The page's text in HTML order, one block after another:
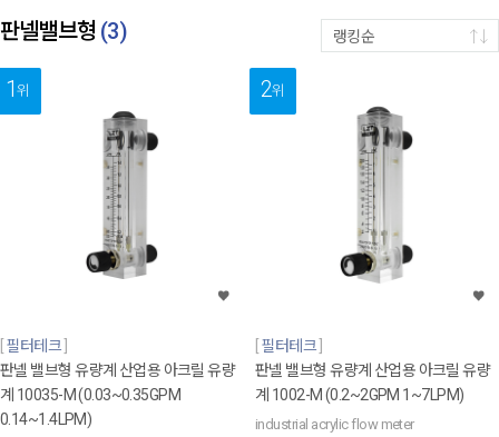
판넬밸브형 (3) 랭킹순
1위
필터테크
판넬 밸브형 유량계 산업용 아크릴 유량
계 10035-M (0.03~0.35GPM
0.14~1.4LPM)
2위
필터테크
판넬 밸브형 유량계 산업용 아크릴 유량
계 1002-M (0.2~2GPM 1~7LPM)
industrial acrylic flow meter